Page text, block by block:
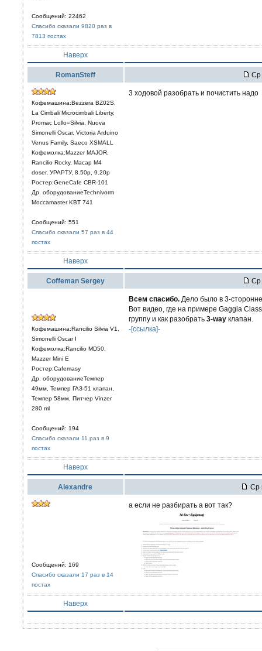
Сообщений: 22462
Спасибо сказали 9820 раз в
7813 постах
Наверх
RomanSteff Ср
Кофемашина:Bezzera BZ02S,
La Cimbali Microcimbali Liberty,
Promac Lollo=Silvia, Nuova
Simonelli Oscar, Victoria Arduino
Venus Family, Saeco XSMALL
Кофемолка:Mazzer MAJOR,
Rancilio Rocky, Macap M4
doser, УРАРТУ, 8.50р, 9.20р
Ростер:GeneCafe CBR-101
Др. оборудованиеTechnivorm
Moccamaster KBT 741
Сообщений: 551
Спасибо сказали 57 раз в 44
постах
3 ходовой разобрать и почистить надо
Наверх
Coffeman Sergey Ср
Кофемашина:Rancilio Silvia V1,
Simonelli Oscar I
Кофемолка:Rancilio MD50,
Mazzer Mini E
Ростер:Cafemasy
Др. оборудованиеТемпер
49мм, Темпер ГАЗ-51 клапан,
Темпер 58мм, Питчер Vinzer
280 ml
Сообщений: 194
Спасибо сказали 11 раз в 9
постах
Всем спасибо. Дело было в 3-
Вот видео, где на примере Gaggia
группу и как разобрать 3-way клапан.
-[ссылка]-
Наверх
Alexandre Ср
Сообщений: 169
Спасибо сказали 17 раз в 14
постах
а если не разбирать а вот так?
Наверх